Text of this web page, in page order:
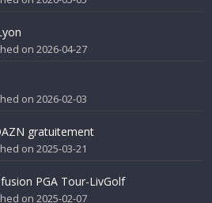
on 2026-04-27
on 2026-02-03
gratuitement
on 2025-03-21
PGA Tour-LivGolf
on 2025-02-07